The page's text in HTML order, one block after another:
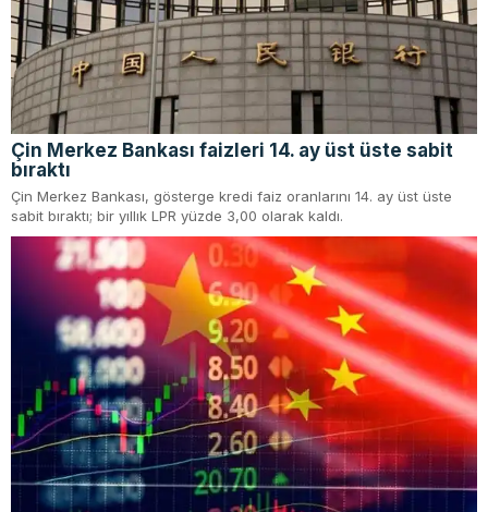
Çin Merkez Bankası faizleri 14. ay üst üste sabit
bıraktı
Çin Merkez Bankası, gösterge kredi faiz oranlarını 14. ay üst üste
sabit bıraktı; bir yıllık LPR yüzde 3,00 olarak kaldı.